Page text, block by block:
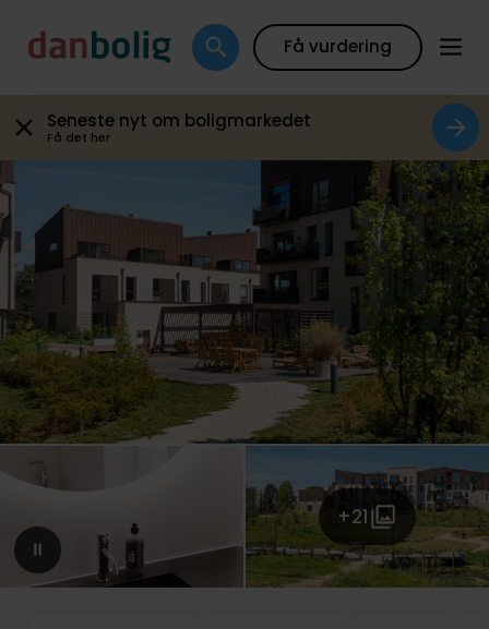
Få vurdering
Seneste nyt om boligmarkedet
Få det her
+21
Galleri Plantegning Boligfakta Kort